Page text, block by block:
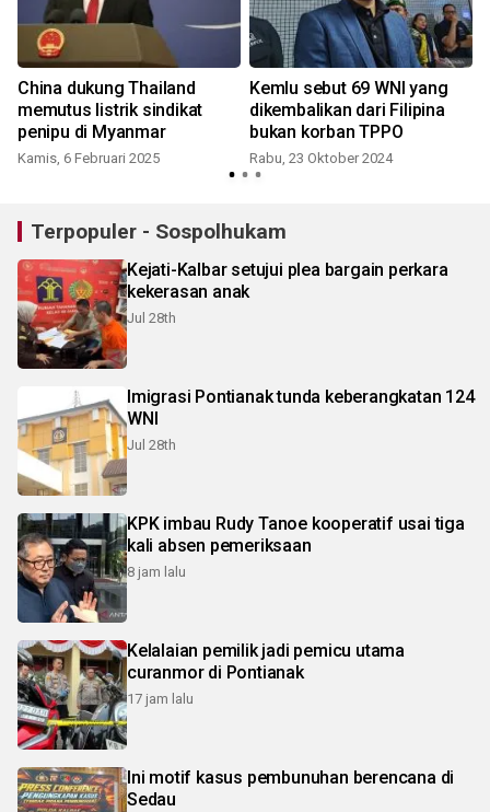
China dukung Thailand
memutus listrik sindikat
penipu di Myanmar
Kamis, 6 Februari 2025
Kemlu sebut 69 WNI yang
dikembalikan dari Filipina
bukan korban TPPO
Rabu, 23 Oktober 2024
Terpopuler - Sospolhukam
Kejati-Kalbar setujui plea bargain perkara
kekerasan anak
Jul 28th
Imigrasi Pontianak tunda keberangkatan 124
WNI
Jul 28th
KPK imbau Rudy Tanoe kooperatif usai tiga
kali absen pemeriksaan
8 jam lalu
Kelalaian pemilik jadi pemicu utama
curanmor di Pontianak
17 jam lalu
Ini motif kasus pembunuhan berencana di
Sedau